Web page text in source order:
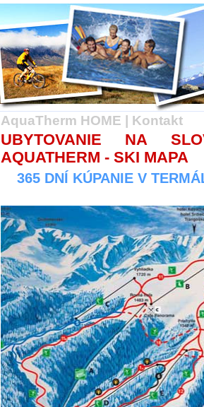
AquaTherm HOME Kontakt
UBYTOVANIE NA
AQUATHERM - SKI MAPA
365 DNÍ KÚPANIE V